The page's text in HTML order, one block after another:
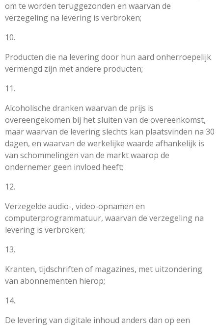
om te worden teruggezonden en waarvan de
verzegeling na levering is verbroken;
10.
Producten die na levering door hun aard onherroepelijk
vermengd zijn met andere producten;
11.
Alcoholische dranken waarvan de prijs is
overeengekomen bij het sluiten van de overeenkomst,
maar waarvan de levering slechts kan plaatsvinden na 30
dagen, en waarvan de werkelijke waarde afhankelijk is
van schommelingen van de markt waarop de
ondernemer geen invloed heeft;
12.
Verzegelde audio-, video-opnamen en
computerprogrammatuur, waarvan de verzegeling na
levering is verbroken;
13.
Kranten, tijdschriften of magazines, met uitzondering
van abonnementen hierop;
14.
De levering van digitale inhoud anders dan op een